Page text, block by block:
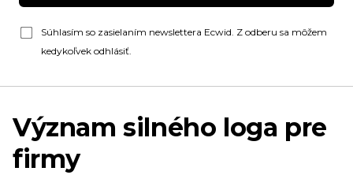
Súhlasím so zasielaním newslettera Ecwid. Z odberu sa môžem
kedykoľvek odhlásiť.
Význam silného loga pre
firmy